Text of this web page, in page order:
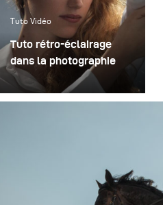
Tuto Vidéo
Tuto rétro-éclairage
dans la photographie